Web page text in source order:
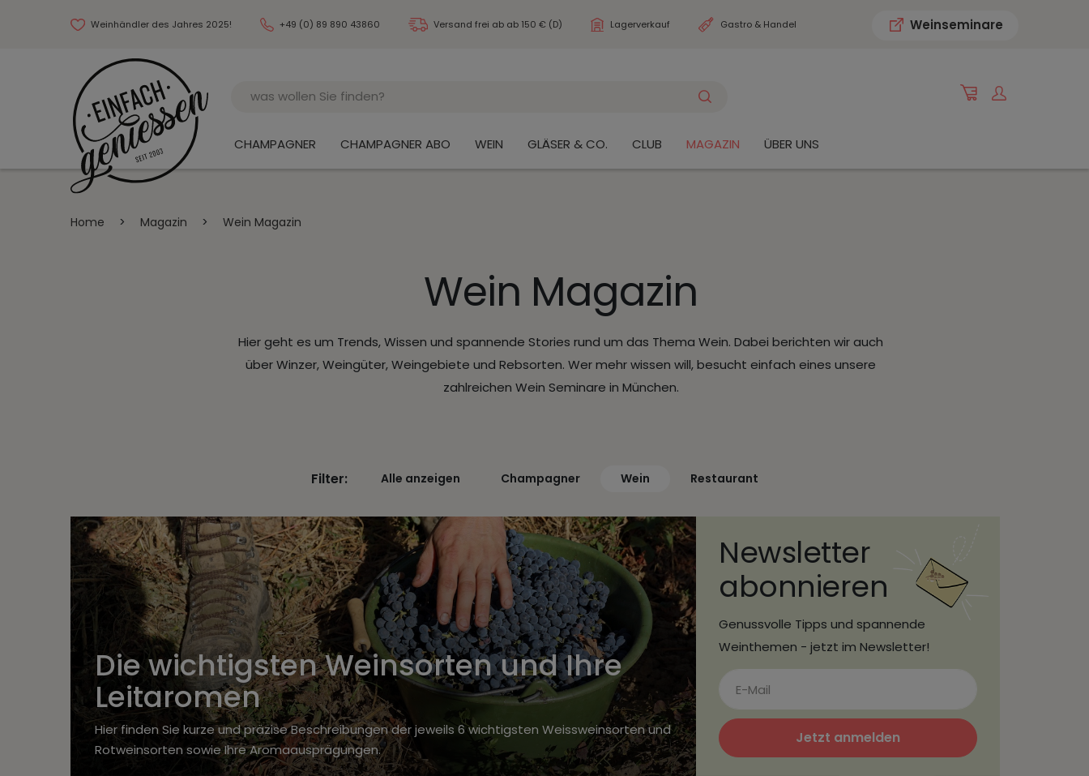
Weinhändler des Jahres 2025! +49 (0) 89 890 43860 Versand frei ab ab 150 € (D) Lagerverkauf Gastro & Handel Weinseminare
CHAMPAGNER CHAMPAGNER ABO WEIN GLÄSER & CO. CLUB MAGAZIN ÜBER UNS
Home > Magazin > Wein Magazin
Wein Magazin
Hier geht es um Trends, Wissen und spannende Stories rund um das Thema Wein. Dabei berichten wir auch
über Winzer, Weingüter, Weingebiete und Rebsorten. Wer mehr wissen will, besucht einfach eines unsere
zahlreichen Wein Seminare in München.
Filter: Alle anzeigen Champagner Wein Restaurant
Die wichtigsten Weinsorten und Ihre
Leitaromen
Hier finden Sie kurze und präzise Beschreibungen der jeweils 6 wichtigsten Weissweinsorten und
Rotweinsorten sowie Ihre Aromaausprägungen.
Newsletter
abonnieren
Genussvolle Tipps und spannende
Weinthemen - jetzt im Newsletter!
Jetzt anmelden